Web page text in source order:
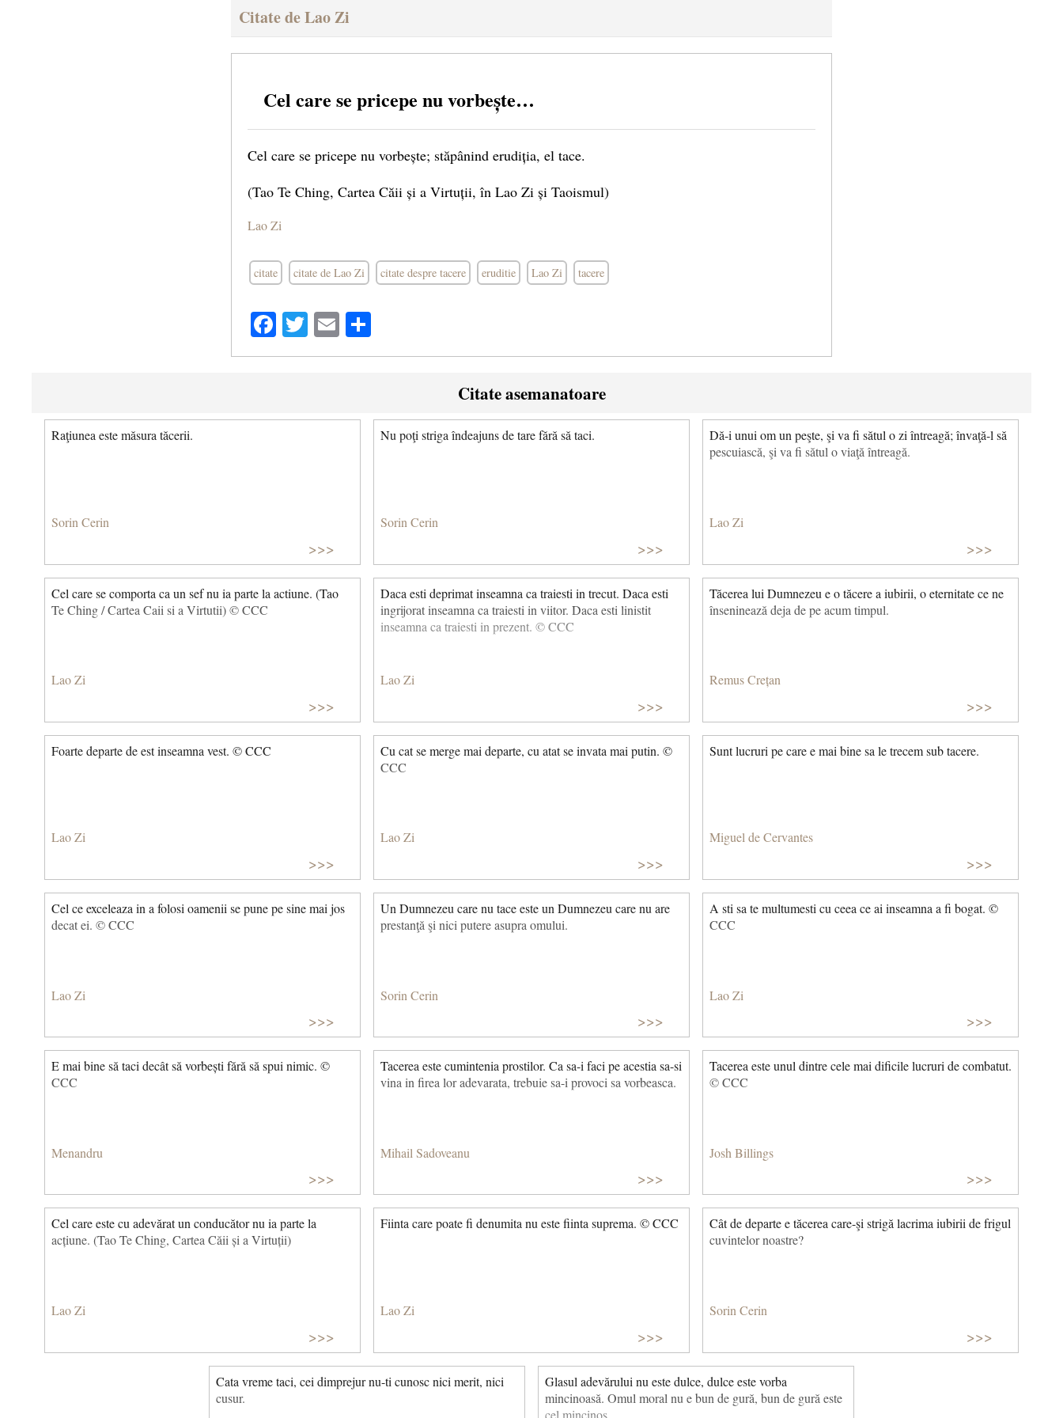
Citate de Lao Zi
Cel care se pricepe nu vorbește…
Cel care se pricepe nu vorbește; stăpânind erudiția, el tace.
(Tao Te Ching, Cartea Căii și a Virtuții, în Lao Zi și Taoismul)
Lao Zi
citate citate de Lao Zi citate despre tacere eruditie Lao Zi tacere
Facebook
Twitter
Email
Citate asemanatoare
Raţiunea este măsura tăcerii.
Sorin Cerin
>>>
Nu poţi striga îndeajuns de tare fără să taci.
Sorin Cerin
>>>
Dă-i unui om un peşte, şi va fi sătul o zi întreagă; învaţă-l să
pescuiască, şi va fi sătul o viaţă întreagă.
Lao Zi
>>>
Cel care se comporta ca un sef nu ia parte la actiune. (Tao
Te Ching / Cartea Caii si a Virtutii) © CCC
Lao Zi
>>>
Daca esti deprimat inseamna ca traiesti in trecut. Daca esti
ingrijorat inseamna ca traiesti in viitor. Daca esti linistit
inseamna ca traiesti in prezent. © CCC
Lao Zi
>>>
Tăcerea lui Dumnezeu e o tăcere a iubirii, o eternitate ce ne
înseninează deja de pe acum timpul.
Remus Crețan
>>>
Foarte departe de est inseamna vest. © CCC
Lao Zi
>>>
Cu cat se merge mai departe, cu atat se invata mai putin. ©
CCC
Lao Zi
>>>
Sunt lucruri pe care e mai bine sa le trecem sub tacere.
Miguel de Cervantes
>>>
Cel ce exceleaza in a folosi oamenii se pune pe sine mai jos
decat ei. © CCC
Lao Zi
>>>
Un Dumnezeu care nu tace este un Dumnezeu care nu are
prestanţă şi nici putere asupra omului.
Sorin Cerin
>>>
A sti sa te multumesti cu ceea ce ai inseamna a fi bogat. ©
CCC
Lao Zi
>>>
E mai bine să taci decât să vorbești fără să spui nimic. ©
CCC
Menandru
>>>
Tacerea este cumintenia prostilor. Ca sa-i faci pe acestia sa-si
vina in firea lor adevarata, trebuie sa-i provoci sa vorbeasca.
Mihail Sadoveanu
>>>
Tacerea este unul dintre cele mai dificile lucruri de combatut.
© CCC
Josh Billings
>>>
Cel care este cu adevărat un conducător nu ia parte la
acțiune. (Tao Te Ching, Cartea Căii și a Virtuții)
Lao Zi
>>>
Fiinta care poate fi denumita nu este fiinta suprema. © CCC
Lao Zi
>>>
Cât de departe e tăcerea care-şi strigă lacrima iubirii de frigul
cuvintelor noastre?
Sorin Cerin
>>>
Cata vreme taci, cei dimprejur nu-ti cunosc nici merit, nici
cusur.
Glasul adevărului nu este dulce, dulce este vorba
mincinoasă. Omul moral nu e bun de gură, bun de gură este
cel mincinos.